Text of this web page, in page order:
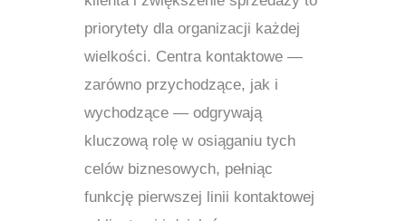
priorytety dla organizacji każdej
wielkości. Centra kontaktowe —
zarówno przychodzące, jak i
wychodzące — odgrywają
kluczową rolę w osiąganiu tych
celów biznesowych, pełniąc
funkcję pierwszej linii kontaktowej